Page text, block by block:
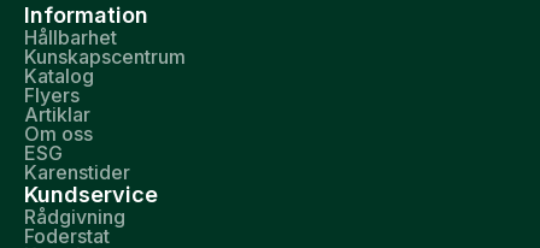
Information
Hållbarhet
Kunskapscentrum
Katalog
Flyers
Artiklar
Om oss
ESG
Karenstider
Kundservice
Rådgivning
Foderstat